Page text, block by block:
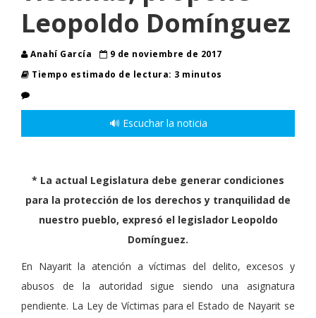
Leopoldo Domínguez
Anahí García
9 de noviembre de 2017
Tiempo estimado de lectura: 3 minutos
🔊 Escuchar la noticia
* La actual Legislatura debe generar condiciones
para la protección de los derechos y tranquilidad de
nuestro pueblo, expresó el legislador Leopoldo
Domínguez.
En Nayarit la atención a víctimas del delito, excesos y
abusos de la autoridad sigue siendo una asignatura
pendiente. La Ley de Víctimas para el Estado de Nayarit se